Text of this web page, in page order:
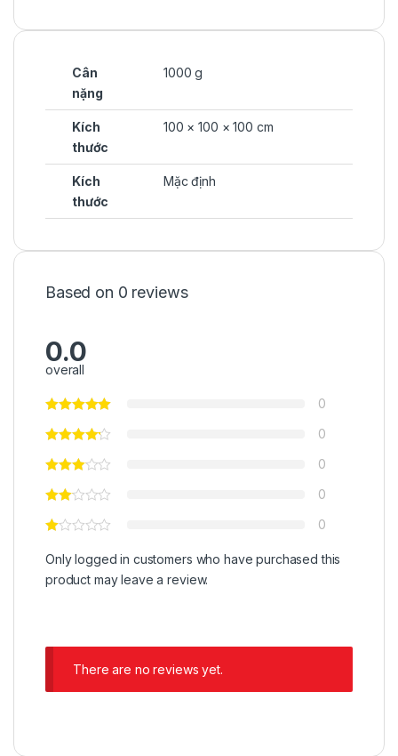
Cân
nặng
1000 g
Kích
thước
100 × 100 × 100 cm
Kích
thước
Mặc định
Based on 0 reviews
0.0
overall
0
0
0
0
0
Only logged in customers who have purchased this
product may leave a review.
There are no reviews yet.